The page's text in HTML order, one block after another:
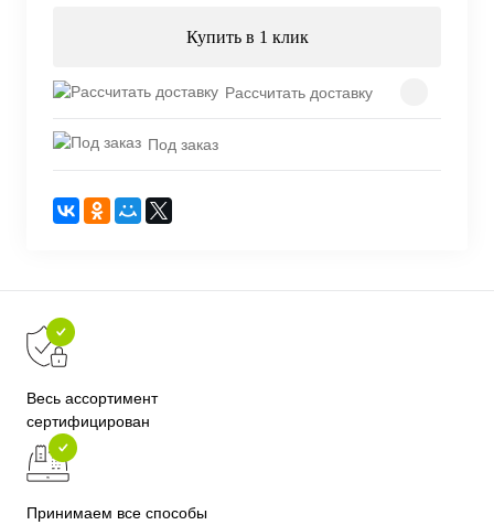
Купить в 1 клик
Рассчитать доставку
Под заказ
Весь ассортимент
сертифицирован
Принимаем все способы